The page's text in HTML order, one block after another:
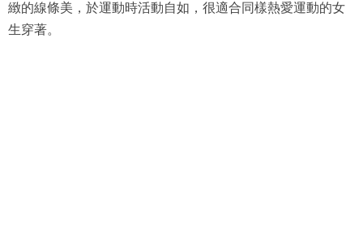
緻的線條美，於運動時活動自如，很適合同樣熱愛運動的女
生穿著。